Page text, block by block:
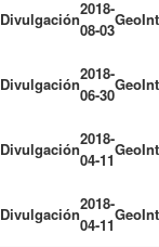
Divulgación
2018-
08-03
GeoInt
Divulgación
2018-
06-30
GeoInt
Divulgación
2018-
04-11
GeoInt
Divulgación
2018-
04-11
GeoInt